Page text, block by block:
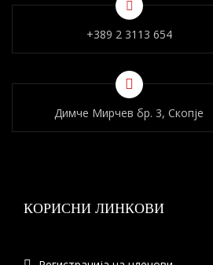
+389 2 3113 654
Димче Мирчев бр. 3, Скопје
КОРИСНИ ЛИНКОВИ